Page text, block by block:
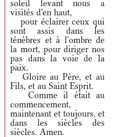
soleil levant nous a
visités d'en haut,
pour éclairer ceux qui
sont assis dans les
ténèbres et à l'ombre de
la mort, pour diriger nos
pas dans la voie de la
paix.
Gloire au Père, et au
Fils, et au Saint Esprit.
Comme il était au
commencement,
maintenant et toujours, et
dans les siècles des
siècles. Amen.